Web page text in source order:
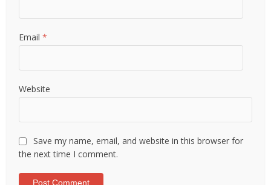
Email*
Website
Save my name, email, and website in this browser for
the next time I comment.